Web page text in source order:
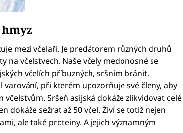
mezi včelaři. Je predátorem různých druhů
na včelstvech. Naše včely medonosné se
včelích příbuzných, sršním bránit.
varování, při kterém upozorňuje své členy, aby
Sršeň asijská dokáže zlikvidovat celé
dokáže sežrat až 50 včel. Živí se totiž nejen
ale také proteiny. A jejich významným